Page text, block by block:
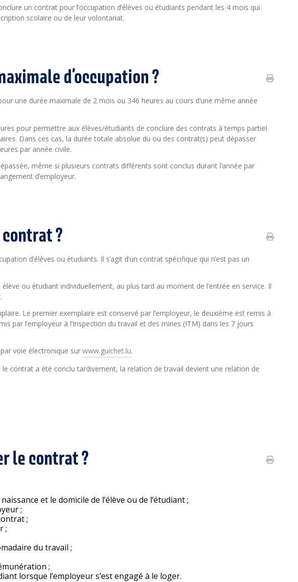
un contrat pour l’occupation d’élèves ou étudiants pendant les 4 mois qui
scolaire ou de leur volontariat.
d’occupation ?
une durée maximale de 2 mois ou 346 heures au cours d’une même année
pour permettre aux élèves/étudiants de conclure des contrats à temps partiel
Dans ces cas, la durée totale absolue du ou des contrat(s) peut dépasser
par année civile.
même si plusieurs contrats différents sont conclus durant l’année par
d’employeur.
?
d’élèves ou étudiants. Il s’agit d’un contrat spécifique qui n’est pas un
ou étudiant individuellement, au plus tard au moment de l’entrée en service. Il
Le premier exemplaire est conservé par l’employeur, le deuxième est remis à
par l’employeur à l’Inspection du travail et des mines (ITM) dans les 7 jours
voie électronique sur www.guichet.lu.
le contrat a été conclu tardivement, la relation de travail devient une relation de
le contrat ?
et le domicile de l’élève ou de l’étudiant ;
;
;
;
du travail ;
;
lorsque l’employeur s’est engagé à le loger.